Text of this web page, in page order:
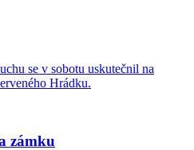
se v sobotu uskutečnil na
Hrádku.
zámku